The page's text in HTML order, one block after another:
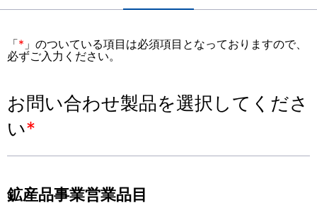
採用情報
ニュースリリース
ウェブサイトご利用にあたって
「* 」のついている項目は必須項目となっておりますので、
必ずご入力ください。
お問い合わせ製品を選択してくださ
い*
鉱産品事業営業品目